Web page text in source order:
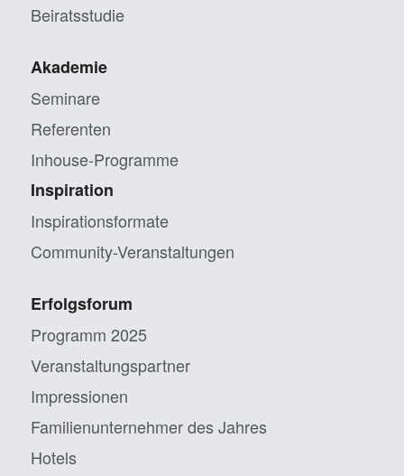
Beiratsstudie
Akademie
Seminare
Referenten
Inhouse-Programme
Inspiration
Inspirationsformate
Community-Veranstaltungen
Erfolgsforum
Programm 2025
Veranstaltungs­partner
Impressionen
Familien­unternehmer des Jahres
Hotels